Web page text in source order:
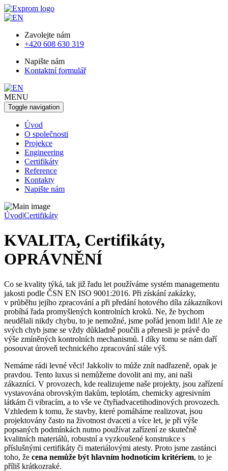
Zavolejte nám
+420 608 630 319
Napište nám
Kontaktní formulář
MENU
Toggle navigation
Úvod
O společnosti
Projekce
Engineering
Certifikáty
Reference
Kontakty
Napište nám
Úvod|Certifikáty
KVALITA, Certifikáty,
OPRÁVNĚNÍ
Co se kvality týká, tak již řadu let používáme systém managementu
jakosti podle ČSN EN ISO 9001:2016. Při získání zakázky,
v průběhu jejího zpracování a při předání hotového díla zákazníkovi
probíhá řada promyšlených kontrolních kroků. Ne, že bychom
neudělali nikdy chybu, to je nemožné, jsme pořád jenom lidi! Ale ze
svých chyb jsme se vždy důkladně poučili a přenesli je právě do
výše zmíněných kontrolních mechanismů. I díky tomu se nám daří
posouvat úroveň technického zpracování stále výš.
Nemáme rádi levné věci! Jakkoliv to může znít nadřazeně, opak je
pravdou. Tento luxus si nemůžeme dovolit ani my, ani naši
zákazníci. V provozech, kde realizujeme naše projekty, jsou zařízení
vystavována obrovským tlakům, teplotám, chemicky agresivním
látkám či vibracím, a to vše ve čtyřiadvacetihodinových provozech.
Vzhledem k tomu, že stavby, které pomáháme realizovat, jsou
projektovány často na životnost dvaceti a více let, je při výše
popsaných podmínkách nutno používat zařízení ze skutečně
kvalitních materiálů, robustní a vyzkoušené konstrukce s
příslušnými certifikáty či materiálovými atesty. Proto jsme zastánci
toho, že cena nemůže být hlavním hodnotícím kritériem, to je
příliš krátkozraké.